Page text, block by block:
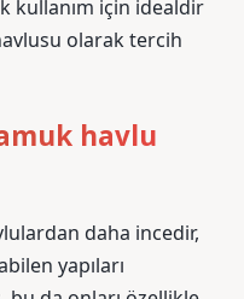
kullanım için idealdir
olarak tercih
havlu
daha incedir,
yapıları